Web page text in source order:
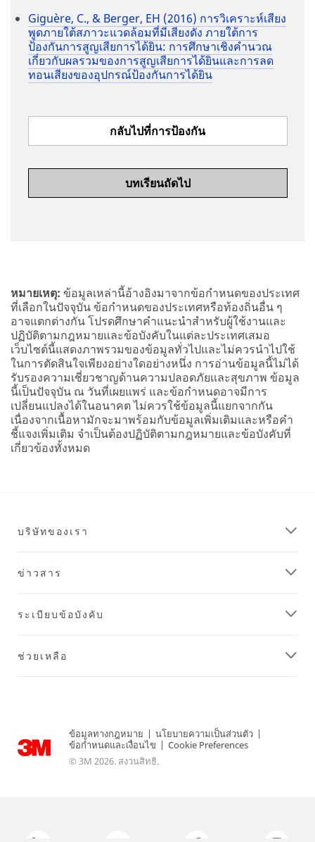
Giguère, C., & Berger, EH (2016) การวิเคราะห์เสียง
พูดภายใต้สภาวะแวดล้อมที่มีเสียงดัง ภายใต้การ
ป้องกันการสูญเสียการได้ยิน: การศึกษาเชิงคำนวณ
เกี่ยวกับผลรวมของการสูญเสียการได้ยินและการลด
ทอนเสียงของอุปกรณ์ป้องกันการได้ยิน
กลับไปที่การป้องกัน
บทเรียนถัดไป
หมายเหตุ: ข้อมูลเหล่านี้อ้างอิงมาจากข้อกำหนดของประเทศ
ที่เลือกในปัจจุบัน ข้อกำหนดของประเทศหรือท้องถิ่นอื่น ๆ
อาจแตกต่างกัน โปรดศึกษาคำแนะนำสำหรับผู้ใช้งานและ
ปฏิบัติตามกฎหมายและข้อบังคับในแต่ละประเทศเสมอ
เว็บไซต์นี้แสดงภาพรวมของข้อมูลทั่วไปและไม่ควรนำไปใช้
ในการตัดสินใจเพียงอย่างใดอย่างหนึ่ง การอ่านข้อมูลนี้ไม่ได้
รับรองความเชี่ยวชาญด้านความปลอดภัยและสุขภาพ ข้อมูล
นี้เป็นปัจจุบัน ณ วันที่เผยแพร่ และข้อกำหนดอาจมีการ
เปลี่ยนแปลงได้ในอนาคต ไม่ควรใช้ข้อมูลนี้แยกจากกัน
เนื่องจากเนื้อหามักจะมาพร้อมกับข้อมูลเพิ่มเติมและหรือคำ
ชี้แจงเพิ่มเติม จำเป็นต้องปฏิบัติตามกฎหมายและข้อบังคับที่
เกี่ยวข้องทั้งหมด
บริษัทของเรา
ข่าวสาร
ระเบียบข้อบังคับ
ช่วยเหลือ
ข้อมูลทางกฎหมาย | นโยบายความเป็นส่วนตัว |
ข้อกำหนดและเงื่อนไข | Cookie Preferences
© 3M 2026. สงวนสิทธิ.